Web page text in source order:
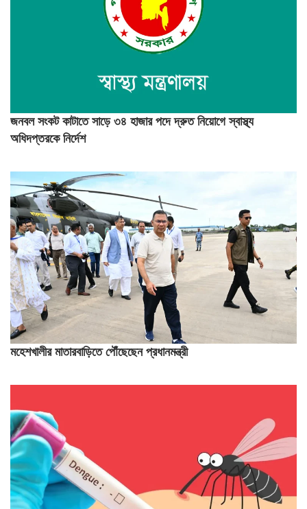
জনবল সংকট কাটাতে সাড়ে ৩৪ হাজার পদে দ্রুত নিয়োগে স্বাস্থ্য
অধিদপ্তরকে নির্দেশ
মহেশখালীর মাতারবাড়িতে পৌঁছেছেন প্রধানমন্ত্রী